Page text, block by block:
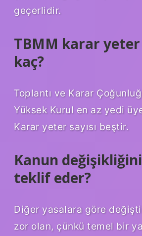
geçerlidir.
TBMM karar yeter
kaç?
Toplantı ve Karar
Yüksek Kurul en az yedi
Karar yeter sayısı beştir.
Kanun
teklif eder?
Diğer yasalara göre
zor olan, çünkü temel bir